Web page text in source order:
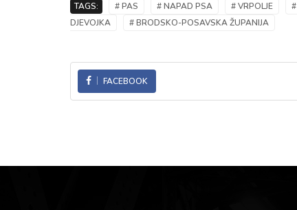
TAGS: # PAS # NAPAD PSA # VRPOLJE
DJEVOJKA
# BRODSKO-POSAVSKA ŽUPANIJA
FACEBOOK